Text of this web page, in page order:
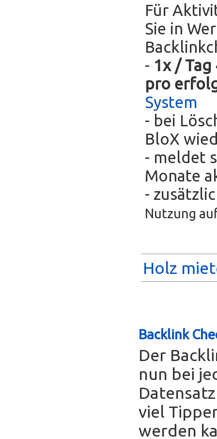
Für
Sie in
- 1x /
pro
System
- bei
BloX
- meldet
Monate
-
Nutzung
Holz
Backlink
Der
nun bei
viel
werden